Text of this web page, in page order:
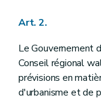
Art. 57
Art. 57
Section 7
Art. 57
Chapitre IV
Art. 2.
Le Gouvernement
Conseil régional
prévisions en
d'urbanisme et de